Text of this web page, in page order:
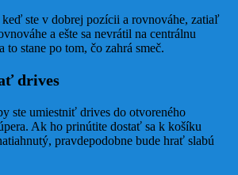
ste v dobrej pozícii a rovnováhe, zatiaľ
a ešte sa nevrátil na centrálnu
to stane po tom, čo zahrá smeč.
drives
ste umiestniť drives do otvoreného
Ak ho prinútite dostať sa k košíku
pravdepodobne bude hrať slabú